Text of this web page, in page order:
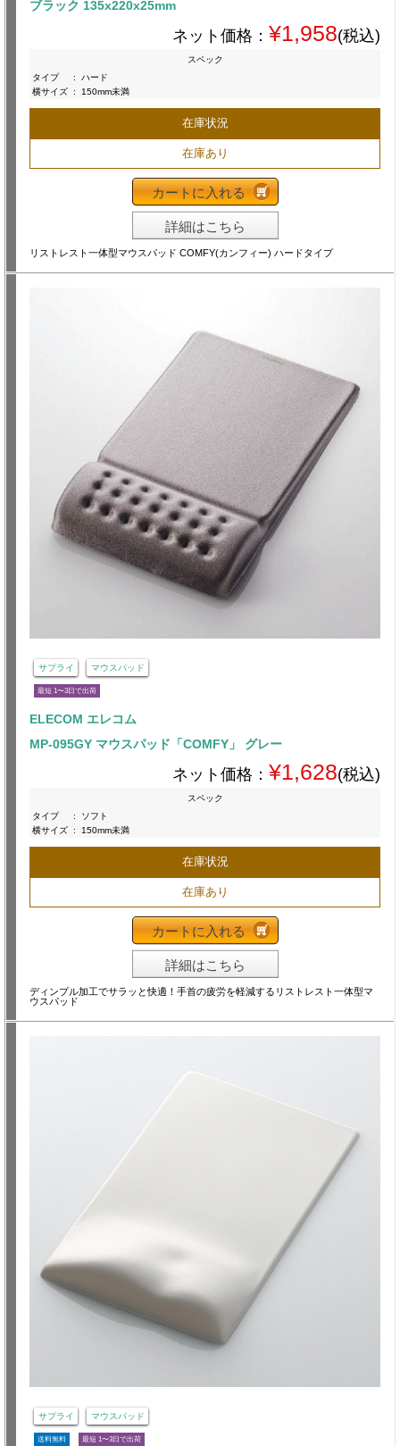
ブラック 135x220x25mm
ネット価格： ¥1,958(税込)
スペック
タイプ
:
ハード
横サイズ : 150mm未満
在庫状況
在庫あり
カートに入れる
詳細はこちら
リストレスト一体型マウスパッド COMFY(カンフィー) ハードタイプ
サプライ マウスパッド
最短 1〜3日で出荷
ELECOM エレコム
MP-095GY マウスパッド「COMFY」 グレー
ネット価格： ¥1,628(税込)
スペック
タイプ
:
ソフト
横サイズ : 150mm未満
在庫状況
在庫あり
カートに入れる
詳細はこちら
ディンプル加工でサラッと快適！手首の疲労を軽減するリストレスト一体型マ
ウスパッド
サプライ マウスパッド
送料無料 最短 1〜3日で出荷